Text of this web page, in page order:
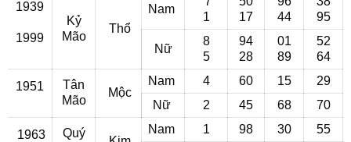
1939
1999
Kỷ
Mão
Thổ
Nam
1
17
44
95
Nữ
8
5
94
28
01
89
52
64
1951
Tân
Mão
Mộc
Nam 4 60 15
29
Nữ
2 45 68 70
1963
Quý
Nam 1 98 30
55